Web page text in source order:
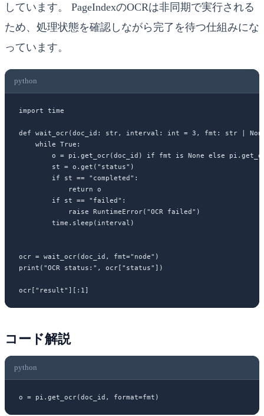
しています。 PageIndexのOCRは非同期で実行される
ため、処理状態を確認しながら完了を待つ仕組みにな
っています。
python
import time
def wait_ocr(doc_id: str, interval: int = 3 , fmt: str |
    while
True :
        o
= pi.get_ocr(doc_id) if fmt is None else
        st
= o.get( "status" )
        if
st == "completed" :
            return
o
        if
st == "failed" :
            raise
RuntimeError( "OCR failed" )
        time.sleep(interval)
ocr = wait_ocr(doc_id, fmt="node" )
print ( "OCR status:" , ocr[ "status" ])
ocr[ "result" ][: 1 ]
コード解説
python
o = pi.get_ocr(doc_id, format=fmt)